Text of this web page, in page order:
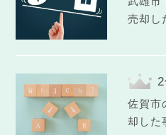
売却し
佐賀市
却した